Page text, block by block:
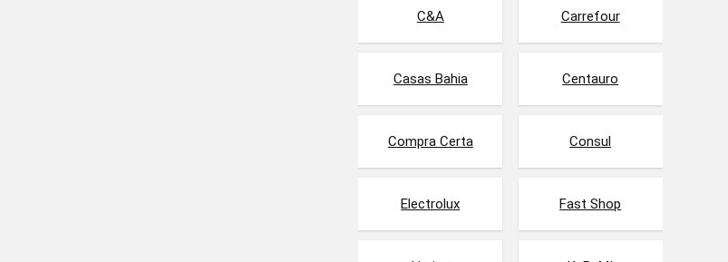
C&A Carrefour
Casas Bahia Centauro
Compra Certa Consul
Electrolux Fast Shop